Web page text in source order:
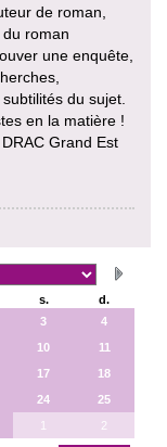
de roman,
roman
une enquête,
du sujet.
en la matière !
Grand Est
s.
d.
3
4
10
11
17
18
24
25
1 2